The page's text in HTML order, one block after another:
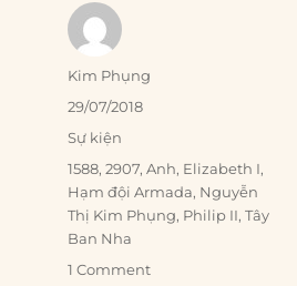
Author
Kim Phụng
Posted
29/07/2018
Categories
Sự kiện
Tags
1588,2907,Anh, Elizabeth I,
Hạm đội Armada, Nguyễn
Thị Kim Phụng, Philip II,Tây
Ban Nha
1 Comment